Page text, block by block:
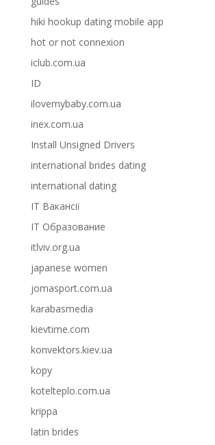
hiki hookup dating mobile app
hot or not connexion
iclub.com.ua
ID
ilovemybaby.com.ua
inex.com.ua
Install Unsigned Drivers
international brides dating
international dating
IT Вакансії
IT Образование
itlviv.org.ua
japanese women
jomasport.com.ua
karabasmedia
kievtime.com
konvektors.kiev.ua
kopy
kotelteplo.com.ua
krippa
latin brides